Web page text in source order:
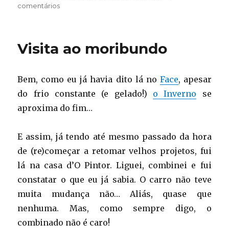
em
comentáriosem
Visita ao moribundo
Bem, como eu já havia dito lá no Face, apesar
do frio constante (e gelado!) o Inverno se
aproxima do fim…
E assim, já tendo até mesmo passado da hora
de (re)começar a retomar velhos projetos, fui
lá na casa d’O Pintor. Liguei, combinei e fui
constatar o que eu já sabia. O carro não teve
muita mudança não… Aliás, quase que
nenhuma. Mas, como sempre digo, o
combinado não é caro!